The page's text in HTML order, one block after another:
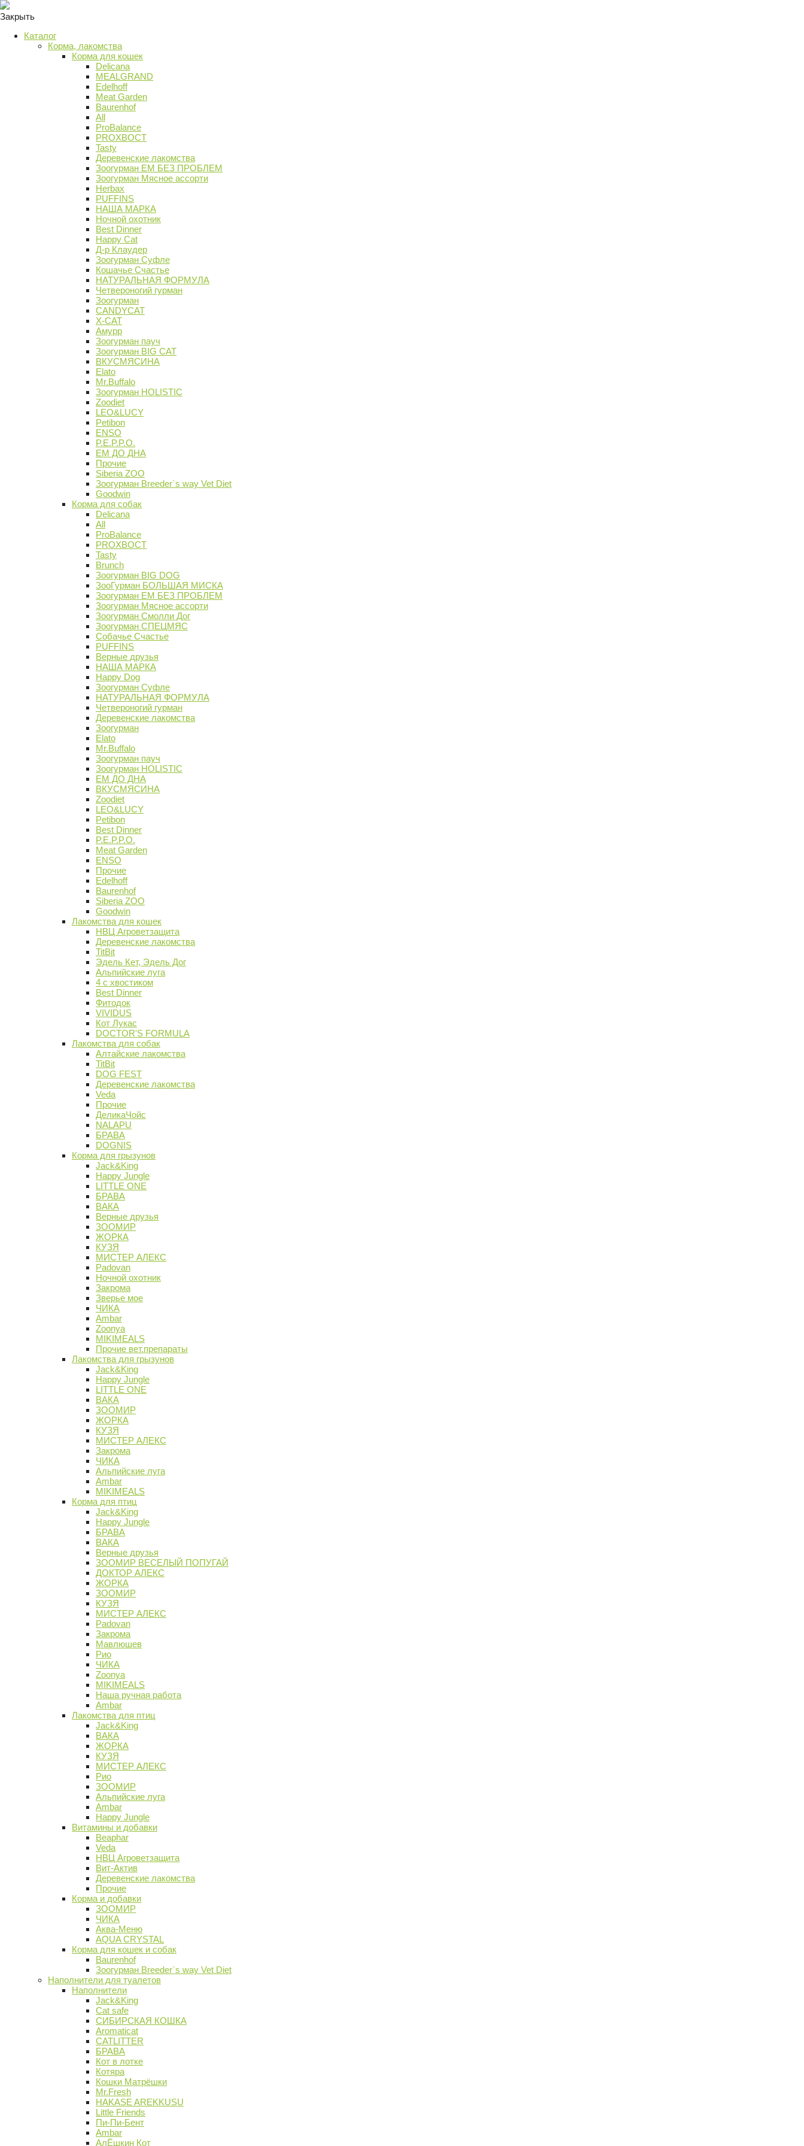
Закрыть
Каталог
Корма, лакомства
Корма для кошек
Delicana
MEALGRAND
Edelhoff
Meat Garden
Baurenhof
All
ProBalance
PROХВОСТ
Tasty
Деревенские лакомства
Зоогурман ЕМ БЕЗ ПРОБЛЕМ
Зоогурман Мясное ассорти
Herbax
PUFFINS
НАША МАРКА
Ночной охотник
Best Dinner
Happy Cat
Д-р Клаудер
Зоогурман Суфле
Кошачье Счастье
НАТУРАЛЬНАЯ ФОРМУЛА
Четвероногий гурман
Зоогурман
CANDYCAT
X-CAT
Амурр
Зоогурман пауч
Зоогурман BIG CAT
ВКУСМЯСИНА
Elato
Mr.Buffalo
Зоогурман HOLISTIC
Zoodiet
LEO&LUCY
Petibon
ENSO
P.E.P.P.O.
ЕМ ДО ДНА
Прочие
Siberia ZOO
Зоогурман Breeder`s way Vet Diet
Goodwin
Корма для собак
Delicana
All
ProBalance
PROХВОСТ
Tasty
Brunch
Зоогурман BIG DOG
ЗооГурман БОЛЬШАЯ МИСКА
Зоогурман ЕМ БЕЗ ПРОБЛЕМ
Зоогурман Мясное ассорти
Зоогурман Смолли Дог
Зоогурман СПЕЦМЯС
Собачье Счастье
PUFFINS
Верные друзья
НАША МАРКА
Happy Dog
Зоогурман Суфле
НАТУРАЛЬНАЯ ФОРМУЛА
Четвероногий гурман
Деревенские лакомства
Зоогурман
Elato
Mr.Buffalo
Зоогурман пауч
Зоогурман HOLISTIC
ЕМ ДО ДНА
ВКУСМЯСИНА
Zoodiet
LEO&LUCY
Petibon
Best Dinner
P.E.P.P.O.
Meat Garden
ENSO
Прочие
Edelhoff
Baurenhof
Siberia ZOO
Goodwin
Лакомства для кошек
НВЦ Агроветзащита
Деревенские лакомства
TitBit
Эдель Кет, Эдель Дог
Альпийские луга
4 с хвостиком
Best Dinner
Фитодок
VIVIDUS
Кот Лукас
DOCTOR'S FORMULA
Лакомства для собак
Алтайские лакомства
TitBit
DOG FEST
Деревенские лакомства
Veda
Прочие
ДеликаЧойс
NALAPU
БРАВА
DOGNIS
Корма для грызунов
Jack&King
Happy Jungle
LITTLE ONE
БРАВА
ВАКА
Верные друзья
ЗООМИР
ЖОРКА
КУЗЯ
МИСТЕР АЛЕКС
Padovan
Ночной охотник
Закрома
Зверье мое
ЧИКА
Ambar
Zoonya
MIKIMEALS
Прочие вет.препараты
Лакомства для грызунов
Jack&King
Happy Jungle
LITTLE ONE
ВАКА
ЗООМИР
ЖОРКА
КУЗЯ
МИСТЕР АЛЕКС
Закрома
ЧИКА
Альпийские луга
Ambar
MIKIMEALS
Корма для птиц
Jack&King
Happy Jungle
БРАВА
ВАКА
Верные друзья
ЗООМИР ВЕСЕЛЫЙ ПОПУГАЙ
ДОКТОР АЛЕКС
ЖОРКА
ЗООМИР
КУЗЯ
МИСТЕР АЛЕКС
Padovan
Закрома
Мавлюшев
Рио
ЧИКА
Zoonya
MIKIMEALS
Наша ручная работа
Ambar
Лакомства для птиц
Jack&King
ВАКА
ЖОРКА
КУЗЯ
МИСТЕР АЛЕКС
Рио
ЗООМИР
Альпийские луга
Ambar
Happy Jungle
Витамины и добавки
Beaphar
Veda
НВЦ Агроветзащита
Вит-Актив
Деревенские лакомства
Прочие
Корма и добавки
ЗООМИР
ЧИКА
Аква-Меню
AQUA CRYSTAL
Корма для кошек и собак
Baurenhof
Зоогурман Breeder`s way Vet Diet
Наполнители для туалетов
Наполнители
Jack&King
Cat safe
СИБИРСКАЯ КОШКА
Aromaticat
CATLITTER
БРАВА
Кот в лотке
Котяра
Кошки Матрёшки
Mr.Fresh
HAKASE AREKKUSU
Little Friends
Пи-Пи-Бент
Ambar
АлЁшкин Кот